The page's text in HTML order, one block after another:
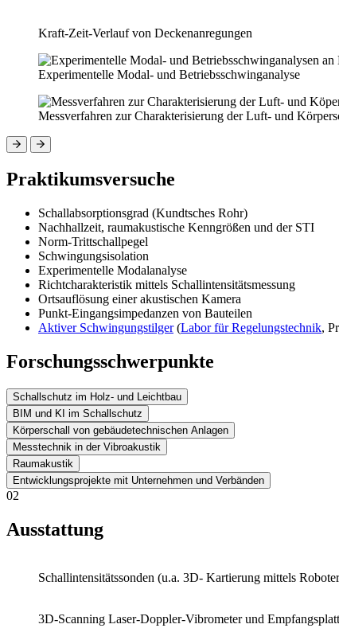
Kraft-Zeit-Verlauf von Deckenanregungen
Experimentelle Modal- und Betriebsschwinganalyse
Messverfahren zur Charakterisierung der Luft- und
Praktikumsversuche
Schallabsorptionsgrad (Kundtsches Rohr)
Nachhallzeit, raumakustische Kenngrößen und der STI
Norm-Trittschallpegel
Schwingungsisolation
Experimentelle Modalanalyse
Richtcharakteristik mittels Schallintensitätsmessung
Ortsauflösung einer akustischen Kamera
Punkt-Eingangsimpedanzen von Bauteilen
Aktiver Schwingungstilger(Labor für Regelungstechnik,
Forschungsschwerpunkte
Schallschutz im Holz- und Leichtbau
BIM und KI im Schallschutz
Körperschall von gebäudetechnischen Anlagen
Messtechnik in der Vibroakustik
Raumakustik
Entwicklungsprojekte mit Unternehmen und Verbänden
02
Ausstattung
Schallintensitätssonden (u.a. 3D- Kartierung mittels
3D-Scanning Laser-Doppler-Vibrometer und